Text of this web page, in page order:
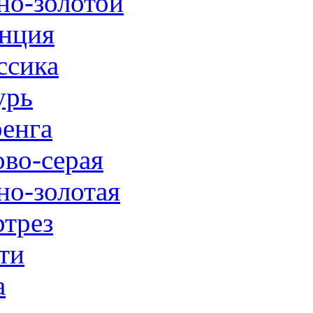
серая
золотая